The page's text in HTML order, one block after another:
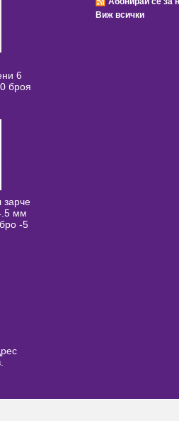
6
броя
зарче
мм
-5
Виж всички